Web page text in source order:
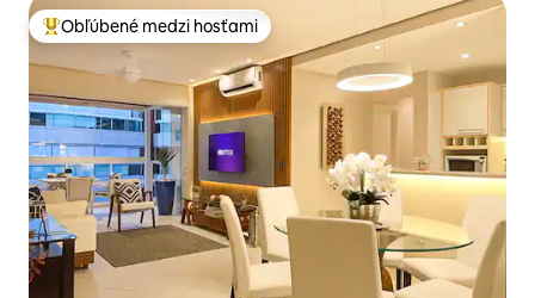
Najobľúbenejšie medzi hosťami
Obľúbené medzi hosťami